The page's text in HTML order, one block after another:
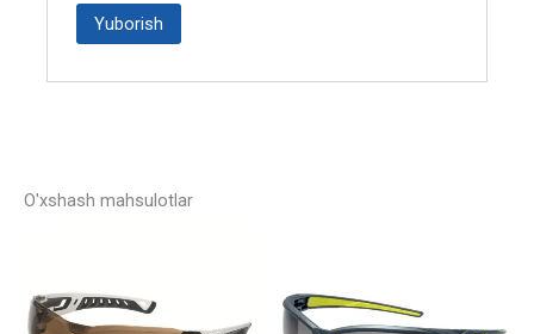
O'xshash mahsulotlar